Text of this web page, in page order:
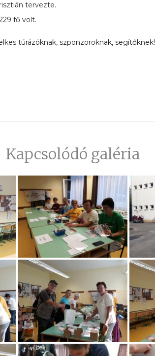
tervezte.
fő volt.
túrázóknak, szponzoroknak, segítőknek!
Kapcsolódó galéria